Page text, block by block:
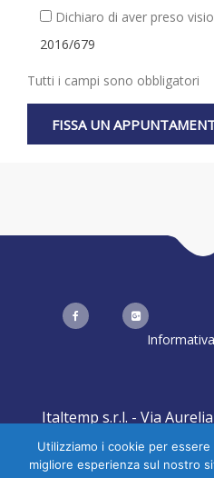
Dichiaro di aver preso
2016/679
Tutti i campi sono obbligatori
Italtemp s.r.l. - Via
Created by
Utilizziamo i cookie per
migliore esperienza sul nostro